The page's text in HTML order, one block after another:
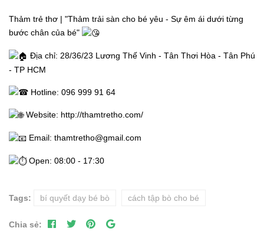
Thảm trẻ thơ | "Thảm trải sàn cho bé yêu - Sự êm ái dưới từng
bước chân của bé"
Địa chỉ: 28/36/23 Lương Thế Vinh - Tân Thơi Hòa - Tân Phú
- TP HCM
Hotline: 096 999 91 64
Website: http://thamtretho.com/
Email: thamtretho@gmail.com
Open: 08:00 - 17:30
Tags: bí quyết dạy bé bò cách tập bò cho bé
Chia sẻ: